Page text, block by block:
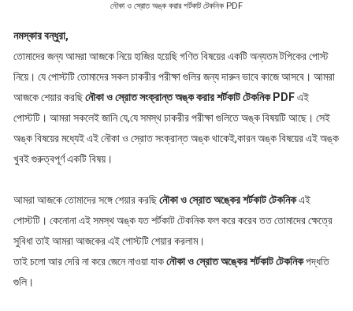
নৌকা ও স্রোত অঙ্ক করার শর্টকাট টেকনিক PDF
নমস্কার বন্ধুরা,
তোমাদের জন্য আমরা আজকে নিয়ে হাজির হয়েছি গণিত বিষয়ের একটি অন্যতম টপিকের পোস্ট
নিয়ে। যে পোস্টটি তোমাদের সকল চাকরীর পরীক্ষা গুলির জন্য দারুন ভাবে কাজে আসবে। আমরা
আজকে শেয়ার করছিনৌকা ও স্রোত সংক্রান্ত অঙ্ক করার শর্টকাট টেকনিক PDFএই
পোস্টটি। আমরা সকলেই জানি যে,যে সমস্থ চাকরীর পরীক্ষা গুলিতে অঙ্ক বিষয়টি আছে। সেই
অঙ্ক বিষয়ের মধ্যেই এই নৌকা ও স্রোত সংক্রান্ত অঙ্ক থাকেই,কারন অঙ্ক বিষয়ের এই অঙ্ক
খুবই গুরুত্বপূর্ণ একটি বিষয়।
আমরা আজকে তোমাদের সঙ্গে শেয়ার করছিনৌকা ও স্রোত অঙ্কের শর্টকাট টেকনিকএই
পোস্টটি। কেনোনা এই সমস্থ অঙ্ক যত শর্টকাট টেকনিক ফল করে করেব তত তোমাদের ক্ষেত্রে
সুবিধা তাই আমরা আজকের এই পোস্টটি শেয়ার করলাম।
তাই চলো আর দেরি না করে জেনে নাওয়া যাকনৌকা ও স্রোত অঙ্কের শর্টকাট টেকনিকপদ্ধতি
গুলি।